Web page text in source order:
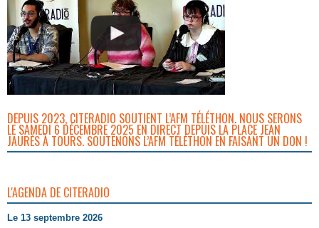
DEPUIS 2023, CITERADIO SOUTIENT L’AFM TÉLÉTHON. NOUS SERONS
LE SAMEDI 6 DÉCEMBRE 2025 EN DIRECT DEPUIS LA PLACE JEAN
JAURÈS À TOURS. SOUTENONS L’AFM TÉLÉTHON EN FAISANT UN DON !
L'AGENDA DE CITERADIO
Le 13 septembre 2026